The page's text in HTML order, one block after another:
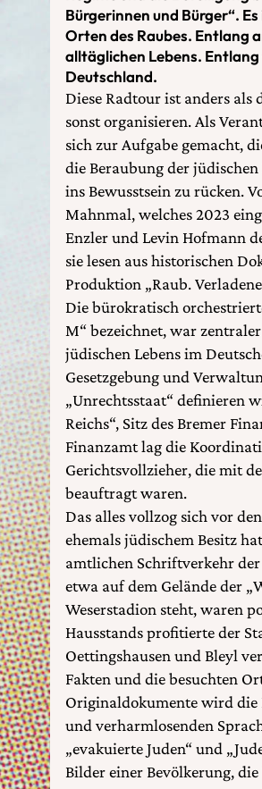
Bürgerinnen und Bürger“.
Orten des Raubes. Entlang
alltäglichen Lebens.
Deutschland.
Diese Radtour ist anders als
sonst organisieren. Als
sich zur Aufgabe gemacht,
die Beraubung der
ins Bewusstsein zu rücken.
Mahnmal, welches 2023
Enzler und Levin Hofmann
sie lesen aus historischen
Produktion „Raub.
Die bürokratisch
M“ bezeichnet, war
jüdischen Lebens im
Gesetzgebung und
„Unrechtsstaat“ definieren
Reichs“, Sitz des Bremer
Finanzamt lag die
Gerichtsvollzieher, die mit
beauftragt waren.
Das alles vollzog sich vor
ehemals jüdischem Besitz
amtlichen Schriftverkehr
etwa auf dem Gelände der
Weserstadion steht, waren
Hausstands profitierte der
Oettingshausen und Bleyl
Fakten und die besuchten
Originaldokumente wird
und verharmlosenden
„evakuierte Juden“ und
Bilder einer Bevölkerung,